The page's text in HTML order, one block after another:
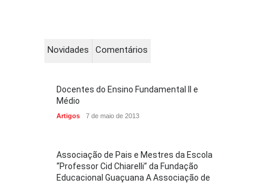
Novidades Comentários
Docentes do Ensino Fundamental II e
Médio
Artigos 7 de maio de 2013
Associação de Pais e Mestres da Escola
“Professor Cid Chiarelli” da Fundação
Educacional Guaçuana A Associação de